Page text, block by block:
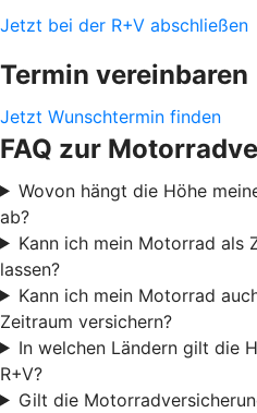
Jetzt bei der R+V abschließen
Termin vereinbaren
Jetzt Wunschtermin finden
FAQ zur
Wovon hängt die Höhe
ab?
Kann ich mein Motorrad als
lassen?
Kann ich mein Motorrad
Zeitraum versichern?
In welchen Ländern gilt die
R+V?
Gilt die